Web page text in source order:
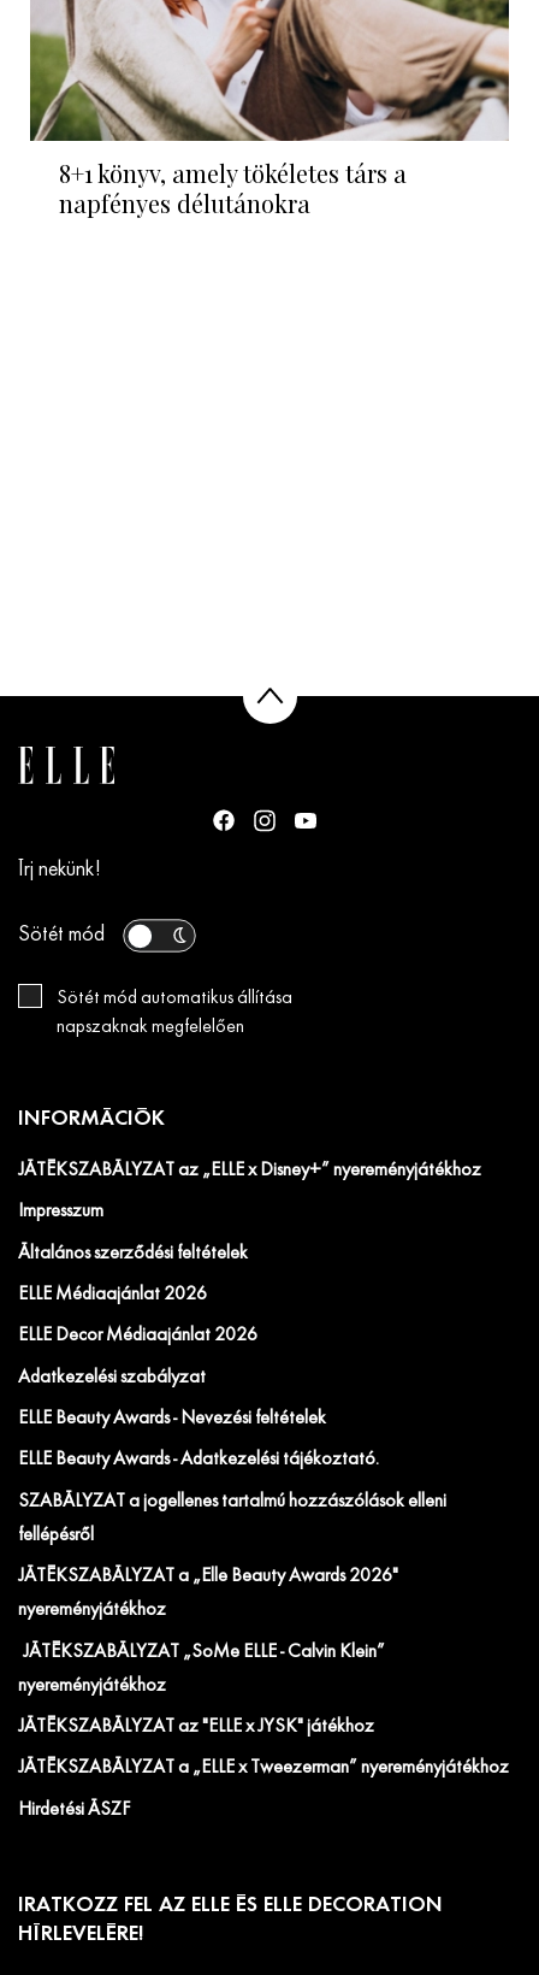
8+1 könyv, amely tökéletes társ a
napfényes délutánokra
Írj nekünk!
Sötét mód
Sötét mód automatikus állítása
napszaknak megfelelően
INFORMÁCIÓK
JÁTÉKSZABÁLYZAT az „ELLE x Disney+” nyereményjátékhoz
Impresszum
Általános szerződési feltételek
ELLE Médiaajánlat 2026
ELLE Decor Médiaajánlat 2026
Adatkezelési szabályzat
ELLE Beauty Awards - Nevezési feltételek
ELLE Beauty Awards - Adatkezelési tájékoztató.
SZABÁLYZAT a jogellenes tartalmú hozzászólások elleni
fellépésről
JÁTÉKSZABÁLYZAT a „Elle Beauty Awards 2026"
nyereményjátékhoz
JÁTÉKSZABÁLYZAT „SoMe ELLE - Calvin Klein”
nyereményjátékhoz
JÁTÉKSZABÁLYZAT az "ELLE x JYSK" játékhoz
JÁTÉKSZABÁLYZAT a „ELLE x Tweezerman” nyereményjátékhoz
Hirdetési ÁSZF
IRATKOZZ FEL AZ ELLE ÉS ELLE DECORATION
HÍRLEVELÉRE!